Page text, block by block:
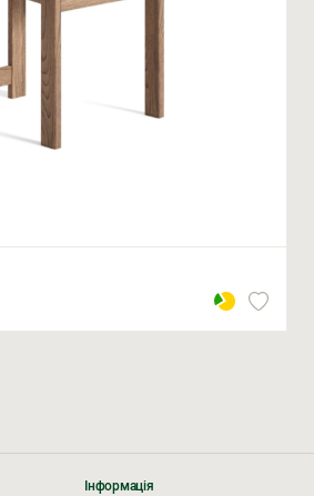
Інформація
* — обов’язкові поля